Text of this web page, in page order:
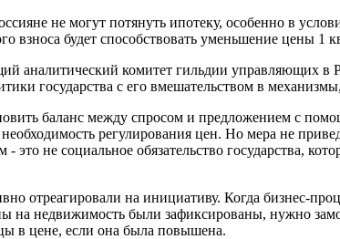
не могут потянуть ипотеку, особенно в
будет способствовать уменьшение цены 1
аналитический комитет гильдии управляющих в
государства с его вмешательством в
баланс между спросом и предложением с
регулирования цен. Но мера не
не социальное обязательство государства,
отреагировали на инициативу. Когда бизнес-
на недвижимость были зафиксированы, нужно
в цене, если она была повышена.